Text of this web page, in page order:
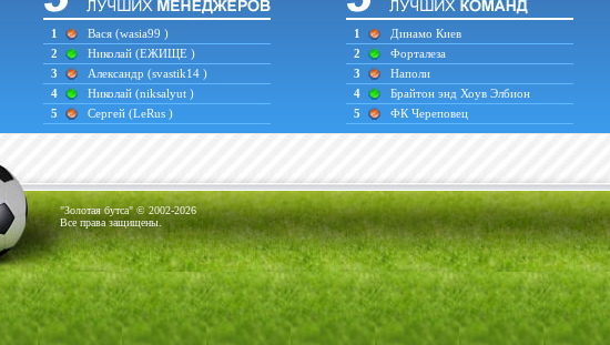
1 Вася (wasia99 )
2
Николай (ЕЖИЩЕ )
3
Александр (svastik14 )
4
Николай (niksalyut )
5
Сергей (LeRus )
1
Динамо Киев
2
Форталеза
3
Наполи
4
Брайтон энд Хоув Элбион
5
ФК Череповец
"Золотая бутса" © 2002-2026
Все права защищены.